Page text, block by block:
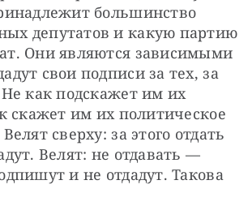
большинство
депутатов и какую партию
Они являются зависимыми
свои подписи за тех, за
как подскажет им их
скажет им их политическое
сверху: за этого отдать
Велят: не отдавать —
и не отдадут. Такова